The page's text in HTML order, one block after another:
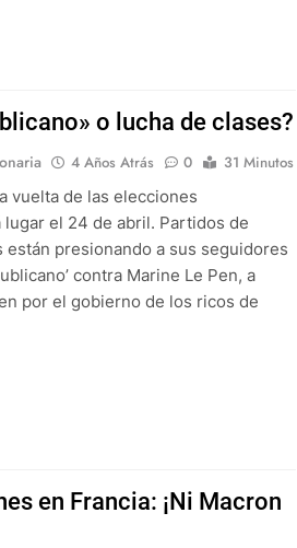
o lucha de clases?
4 Años Atrás 0
31 Minutos
vuelta de las elecciones
el 24 de abril. Partidos de
presionando a sus seguidores
contra Marine Le Pen, a
por el gobierno de los ricos de
en Francia: ¡Ni Macron